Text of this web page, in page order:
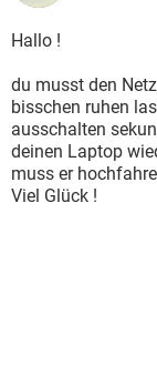
Hallo !
du musst den
bisschen ruhen
ausschalten
deinen Laptop
muss er
Viel Glück !